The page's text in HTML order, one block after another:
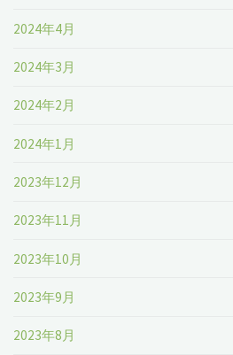
2024年4月
2024年3月
2024年2月
2024年1月
2023年12月
2023年11月
2023年10月
2023年9月
2023年8月